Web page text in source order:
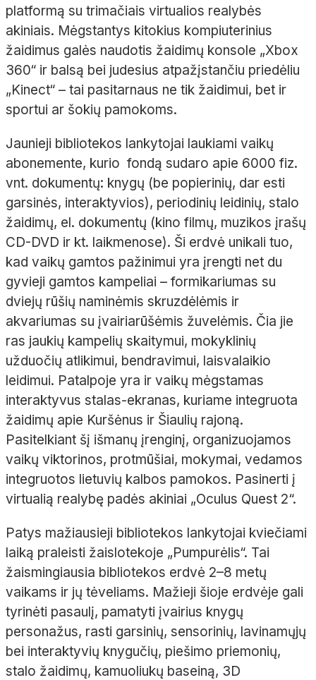
platformą su trimačiais virtualios realybės
akiniais. Mėgstantys kitokius kompiuterinius
žaidimus galės naudotis žaidimų konsole „Xbox
360“ ir balsą bei judesius atpažįstančiu priedėliu
„Kinect“ – tai pasitarnaus ne tik žaidimui, bet ir
sportui ar šokių pamokoms.
Jaunieji bibliotekos lankytojai laukiami vaikų
abonemente, kurio fondą sudaro apie 6000 fiz.
vnt. dokumentų: knygų (be popierinių, dar esti
garsinės, interaktyvios), periodinių leidinių, stalo
žaidimų, el. dokumentų (kino filmų, muzikos įrašų
CD-DVD ir kt. laikmenose). Ši erdvė unikali tuo,
kad vaikų gamtos pažinimui yra įrengti net du
gyvieji gamtos kampeliai – formikariumas su
dviejų rūšių naminėmis skruzdėlėmis ir
akvariumas su įvairiarūšėmis žuvelėmis. Čia jie
ras jaukių kampelių skaitymui, mokyklinių
užduočių atlikimui, bendravimui, laisvalaikio
leidimui. Patalpoje yra ir vaikų mėgstamas
interaktyvus stalas-ekranas, kuriame integruota
žaidimų apie Kuršėnus ir Šiaulių rajoną.
Pasitelkiant šį išmanų įrenginį, organizuojamos
vaikų viktorinos, protmūšiai, mokymai, vedamos
integruotos lietuvių kalbos pamokos. Pasinerti į
virtualią realybę padės akiniai „Oculus Quest 2“.
Patys mažiausieji bibliotekos lankytojai kviečiami
laiką praleisti žaislotekoje „Pumpurėlis“. Tai
žaismingiausia bibliotekos erdvė 2–8 metų
vaikams ir jų tėveliams. Mažieji šioje erdvėje gali
tyrinėti pasaulį, pamatyti įvairius knygų
personažus, rasti garsinių, sensorinių, lavinamųjų
bei interaktyvių knygučių, piešimo priemonių,
stalo žaidimų, kamuoliukų baseiną, 3D